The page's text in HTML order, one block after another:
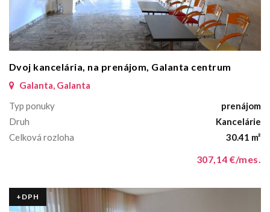
Dvoj kancelária, na prenájom, Galanta centrum
Galanta, Galanta
Typ ponuky
prenájom
Druh
Kancelárie
Celková rozloha
30.41 m²
307,14 €/mes.
+DPH